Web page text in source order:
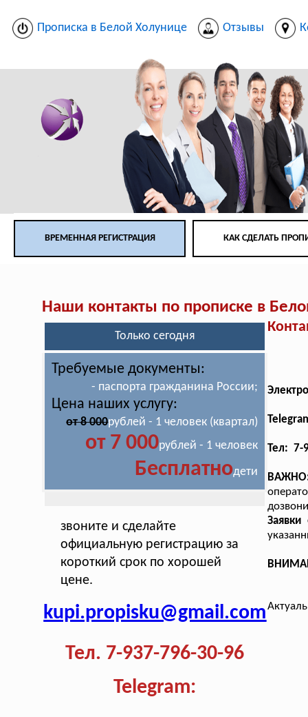
Прописка в Белой Холунице Отзывы
ВРЕМЕННАЯ РЕГИСТРАЦИЯ КАК СДЕЛАТЬ
Наши контакты по прописке в
Только сегодня
Требуемые документы:
- паспорта гражданина России;
Цена наших услугу:
от 8 000рублей - 1 человек (квартал)
от 7 000рублей - 1 человек
Бесплатнодети
звоните и сделайте
официальную регистрацию за
короткий срок по хорошей
цене.
kupi.propisku@gmail.com
Тел. 7-937-796-30-96
Telegram:
Тел: 7-